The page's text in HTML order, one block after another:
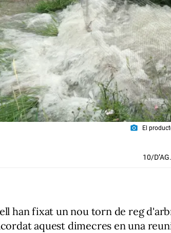
photo_camera El
10/
han fixat un nou torn de reg
aquest dimecres en una